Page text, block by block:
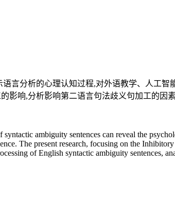
言分析的心理认知过程,对外语教学、人工
影响,分析影响第二语言句法歧义句加工的因
ambiguity sentences can reveal the
The present research, focusing on the
of English syntactic ambiguity sentences,